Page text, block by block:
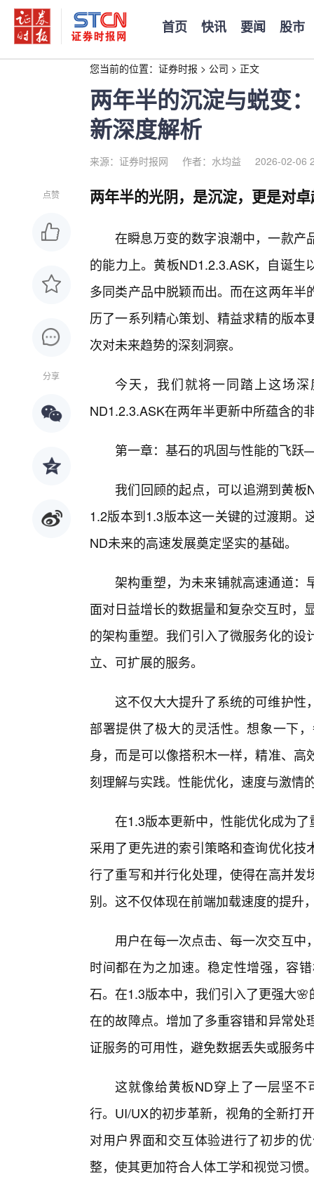
首页 快讯 要闻 股市
您当前的位置： 证券时报 > 公司 > 正文
两年半的沉淀与蜕变
新深度解析
来源：证券时报网 作者：水均益 2026-02-06
点赞
分享
两年半的光阴，是沉淀，更是对
在瞬息万变的数字浪潮中，一款产
的能力上。黄板ND1.2.3.ASK，自诞
多同类产品中脱颖而出。而在这两年
历了一系列精心策划、精益求精的版
次对未来趋势的深刻洞察。
今天，我们就将一同踏上这场
ND1.2.3.ASK在两年半更新中所蕴含的
第一章：基石的巩固与性能的飞
我们回顾的起点，可以追溯到黄
1.2版本到1.3版本这一关键的过渡期。
ND未来的高速发展奠定坚实的基础。
架构重塑，为未来铺就高速通道：
面对日益增长的数据量和复杂交互时，
的架构重塑。我们引入了微服务化的
立、可扩展的服务。
这不仅大大提升了系统的可维护性
部署提供了极大的灵活性。想象一下
身，而是可以像搭积木一样，精准、
刻理解与实践。性能优化，速度与激情
在1.3版本更新中，性能优化成为
采用了更先进的索引策略和查询优化
行了重写和并行化处理，使得在高并
别。这不仅体现在前端加载速度的提升
用户在每一次点击、每一次交互
时间都在为之加速。稳定性增强，容
石。在1.3版本中，我们引入了更强大
在的故障点。增加了多重容错和异常
证服务的可用性，避免数据丢失或服务
这就像给黄板ND穿上了一层坚
行。UI/UX的初步革新，视角的全新打
对用户界面和交互体验进行了初步的
整，使其更加符合人体工学和视觉习惯